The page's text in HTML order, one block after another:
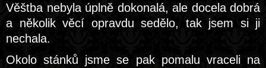
Věštba nebyla úplně dokonalá, ale docela dobrá
a několik věcí opravdu sedělo, tak jsem si ji
nechala.
Okolo stánků jsme se pak pomalu vraceli na